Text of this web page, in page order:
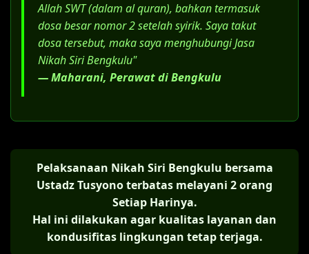
Allah SWT (dalam al quran), bahkan termasuk
dosa besar nomor 2 setelah syirik. Saya takut
dosa tersebut, maka saya menghubungi Jasa
Nikah Siri Bengkulu"
— Maharani, Perawat di Bengkulu
Pelaksanaan Nikah Siri Bengkulu bersama
Ustadz Tusyono terbatas melayani 2 orang
Setiap Harinya.
Hal ini dilakukan agar kualitas layanan dan
kondusifitas lingkungan tetap terjaga.